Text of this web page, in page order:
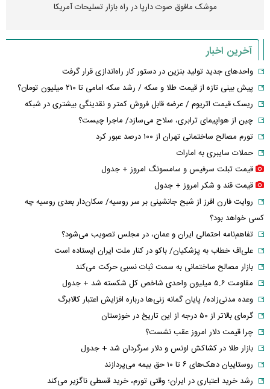
موشک مافوق صوت دارپا در راه بازار تسلیحات آمریکا
آخرین اخبار
واحدهای جدید تولید بنزین در دستور کار راه‌اندازی قرار گرفت
پیش بینی تازه از قیمت طلا و سکه / رشد سکه امامی تا ۲۱۰ میلیون تومان؟
ریسک قیمت اتریوم / عرضه قابل فروش کمتر و نقدینگی بیشتری در شبکه
چین از هواپیمای ترابری، سلاح می‌سازد/ ماجرا چیست؟
تورم مصالح ساختمانی تهران از ۱۰۰ درصد عبور کرد
حملات سایبری به امارات
قیمت تبلت سرفیس و سامسونگ امروز + جدول
قیمت قند و شکر امروز + جدول
روایت فارن افرز از شبح جانشینی بر سر روسیه/ سکان‌دار بعدی روسیه چه
کسی خواهد بود؟
تفاهم‌نامه احتمالی ایران و عمان، در مجلس تصویب می‌شود؟
علی‌اف خطاب به پزشکیان/ باکو در کنار ملت ایران ایستاده است
بازار مصالح ساختمانی به سمت ثبات نسبی حرکت می‌کند
مقاومت ۵.۶ میلیون واحدی شاخص کل شکسته شد + جدول
وعده مدنی‌زاده/ پایان گمانه زنی‌ها درباره افزایش اعتبار کالابرگ
گرمای بالاتر از ۵۰ درجه از این تاریخ در خوزستان
چرا قیمت دلار امروز عقب نشست؟
بازار طلا در کشاکش اونس و دلار سرگردان شد + جدول
روستاییان دهک‌های ۶ تا ۱۰ حق بیمه می‌پردازند
رشد خرید اعتباری در ایران؛ وقتی تورم، خرید قسطی ناگزیر می‌کند